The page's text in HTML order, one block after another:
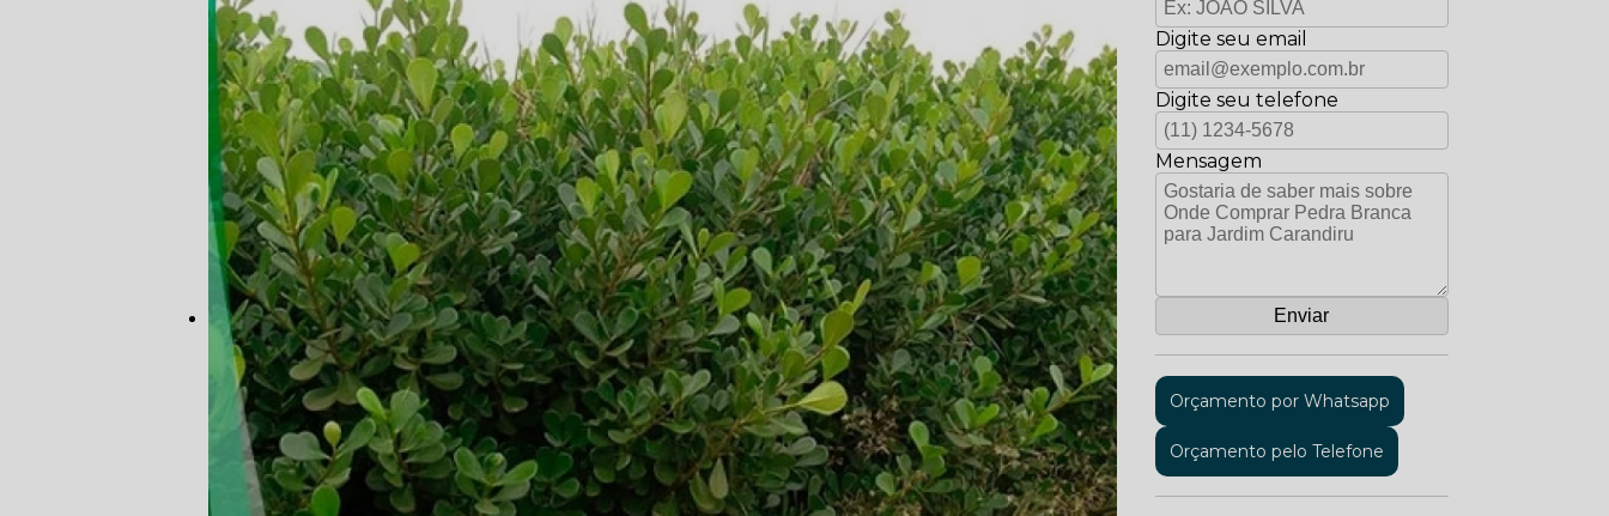
Digite seu email
Digite seu telefone
Mensagem
Orçamento por Whatsapp
Orçamento pelo Telefone